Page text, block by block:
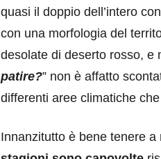
quasi il doppio dell’intero
con una morfologia del
desolate di deserto rosso, e
patire?” non è affatto
differenti aree climatiche
Innanzitutto è bene tenere